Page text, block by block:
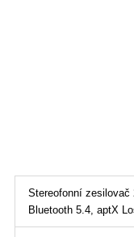
Stereofonní zesilovač
Bluetooth 5.4, aptX